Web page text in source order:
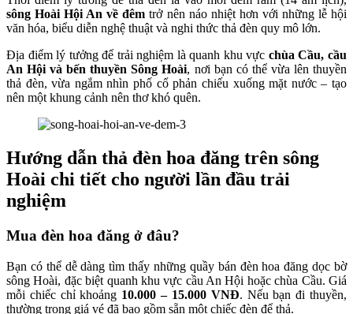
sông Hoài Hội An về đêm trở nên náo nhiệt hơn với những lễ hội
văn hóa, biểu diễn nghệ thuật và nghi thức thả đèn quy mô lớn.
Địa điểm lý tưởng để trải nghiệm là quanh khu vực chùa Cầu, cầu
An Hội và bến thuyền Sông Hoài, nơi bạn có thể vừa lên thuyền
thả đèn, vừa ngắm nhìn phố cổ phản chiếu xuống mặt nước – tạo
nên một khung cảnh nên thơ khó quên.
Hướng dẫn thả đèn hoa đăng trên sông
Hoài chi tiết cho người lần đầu trải
nghiệm
Mua đèn hoa đăng ở đâu?
Bạn có thể dễ dàng tìm thấy những quầy bán đèn hoa đăng dọc bờ
sông Hoài, đặc biệt quanh khu vực cầu An Hội hoặc chùa Cầu. Giá
mỗi chiếc chỉ khoảng 10.000 – 15.000 VNĐ. Nếu bạn đi thuyền,
thường trong giá vé đã bao gồm sẵn một chiếc đèn để thả.